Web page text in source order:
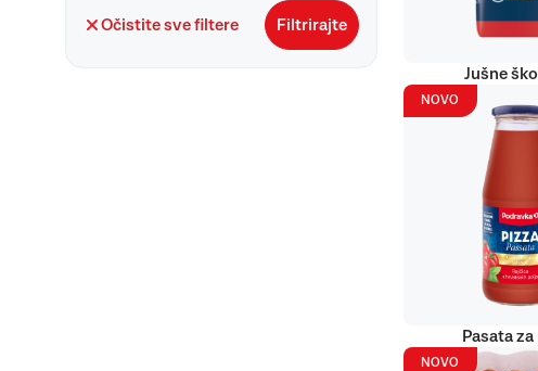
Očistite sve filtere Filtrirajte
Jušne
NOVO
Pasata
NOVO